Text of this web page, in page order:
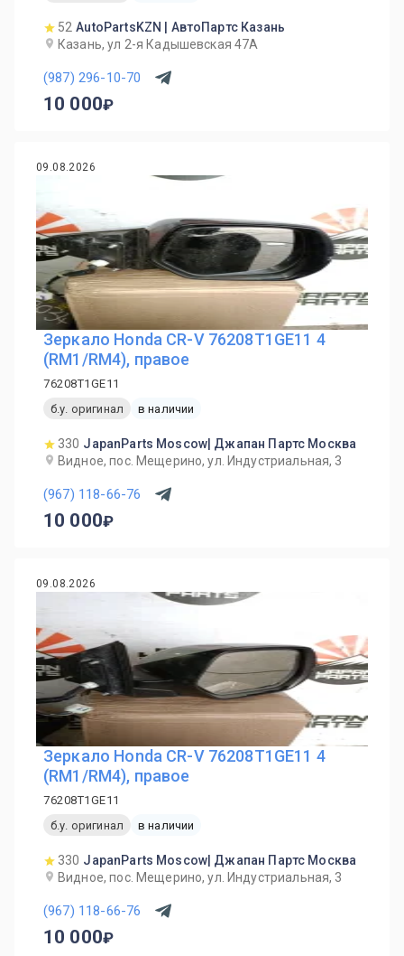
52 AutoPartsKZN | АвтоПартс Казань
Казань, ул 2-я Кадышевская 47А
(987) 296-10-70
10 000
09.08.2026
Зеркало Honda CR-V 76208T1GE11 4
(RM1/RM4), правое
76208T1GE11
б.у. оригинал
в наличии
330 JapanParts Moscow| Джапан Партс Москва
Видное, пос. Мещерино, ул. Индустриальная, 3
(967) 118-66-76
10 000
09.08.2026
Зеркало Honda CR-V 76208T1GE11 4
(RM1/RM4), правое
76208T1GE11
б.у. оригинал
в наличии
330 JapanParts Moscow| Джапан Партс Москва
Видное, пос. Мещерино, ул. Индустриальная, 3
(967) 118-66-76
10 000